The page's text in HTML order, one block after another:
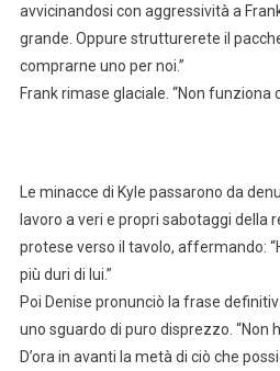
avvicinandosi con aggressività a
grande. Oppure strutturerete il
comprarne uno per noi.”
Frank rimase glaciale. “Non funziona
Le minacce di Kyle passarono da
lavoro a veri e propri sabotaggi della
protese verso il tavolo, affermando:
più duri di lui.”
Poi Denise pronunciò la frase
uno sguardo di puro disprezzo. “Non
D’ora in avanti la metà di ciò che